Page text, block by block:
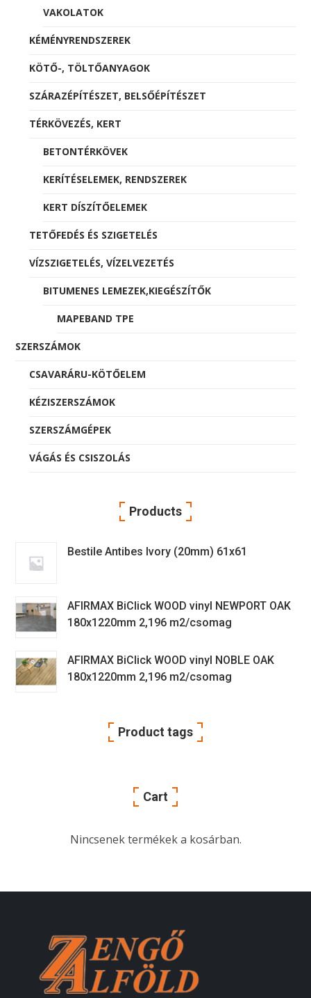
VAKOLATOK
KÉMÉNYRENDSZEREK
KÖTŐ-, TÖLTŐANYAGOK
SZÁRAZÉPÍTÉSZET, BELSŐÉPÍTÉSZET
TÉRKÖVEZÉS, KERT
BETONTÉRKÖVEK
KERÍTÉSELEMEK, RENDSZEREK
KERT DÍSZÍTŐELEMEK
TETŐFEDÉS ÉS SZIGETELÉS
VÍZSZIGETELÉS, VÍZELVEZETÉS
BITUMENES LEMEZEK,KIEGÉSZÍTŐK
MAPEBAND TPE
SZERSZÁMOK
CSAVARÁRU-KÖTŐELEM
KÉZISZERSZÁMOK
SZERSZÁMGÉPEK
VÁGÁS ÉS CSISZOLÁS
Products
Bestile Antibes Ivory (20mm) 61x61
AFIRMAX BiClick WOOD vinyl NEWPORT OAK
180x1220mm 2,196 m2/csomag
AFIRMAX BiClick WOOD vinyl NOBLE OAK
180x1220mm 2,196 m2/csomag
Product tags
Cart
Nincsenek termékek a kosárban.